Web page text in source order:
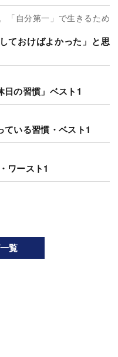
「自分第一」で生きるため
ておけばよかった」と思
日の習慣」ベスト1
ている習慣・ベスト1
ワースト1
覧